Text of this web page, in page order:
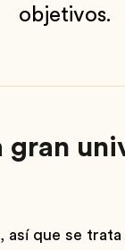
objetivos.
así que se